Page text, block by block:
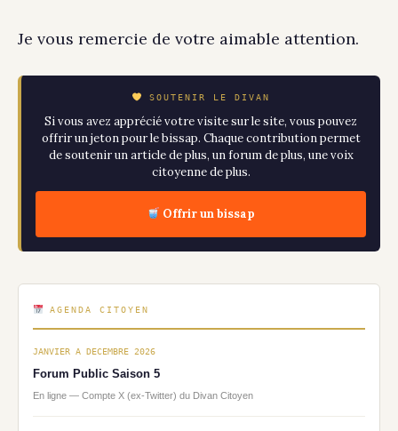
Je vous remercie de votre aimable attention.
SOUTENIR LE DIVAN
Si vous avez apprécié votre visite sur le site, vous pouvez
offrir un jeton pour le bissap. Chaque contribution permet
de soutenir un article de plus, un forum de plus, une voix
citoyenne de plus.
Offrir un bissap
AGENDA CITOYEN
JANVIER A DECEMBRE 2026
Forum Public Saison 5
En ligne — Compte X (ex-Twitter) du Divan Citoyen